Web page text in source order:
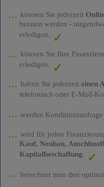
können Sie jederzeit
beraten werden -
erledigen.
können Sie Ihre
erledigen.
haben Sie jederzeit einen
telefonisch oder E-Mail-
werden
wird für jeden
Kauf, Neubau,
Kapitalbeschaffung.
berechnet man den